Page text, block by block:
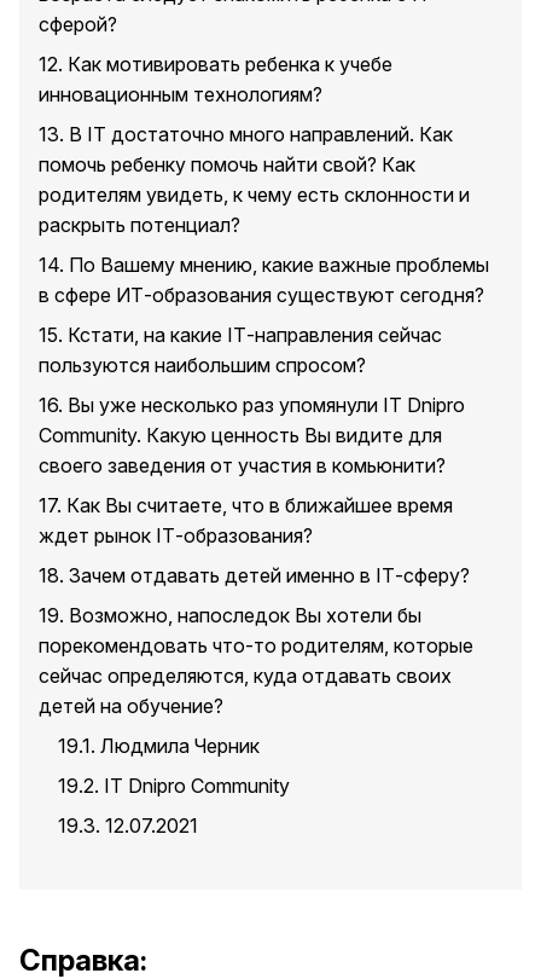
сферой?
12. Как мотивировать ребенка к учебе
инновационным технологиям?
13. В IT достаточно много направлений. Как
помочь ребенку помочь найти свой? Как
родителям увидеть, к чему есть склонности и
раскрыть потенциал?
14. По Вашему мнению, какие важные проблемы
в сфере ИТ-образования существуют сегодня?
15. Кстати, на какие IТ-направления сейчас
пользуются наибольшим спросом?
16. Вы уже несколько раз упомянули IT Dnipro
Community. Какую ценность Вы видите для
своего заведения от участия в комьюнити?
17. Как Вы считаете, что в ближайшее время
ждет рынок IТ-образования?
18. Зачем отдавать детей именно в IТ-сферу?
19. Возможно, напоследок Вы хотели бы
порекомендовать что-то родителям, которые
сейчас определяются, куда отдавать своих
детей на обучение?
19.1. Людмила Черник
19.2. IT Dnipro Community
19.3. 12.07.2021
Справка: